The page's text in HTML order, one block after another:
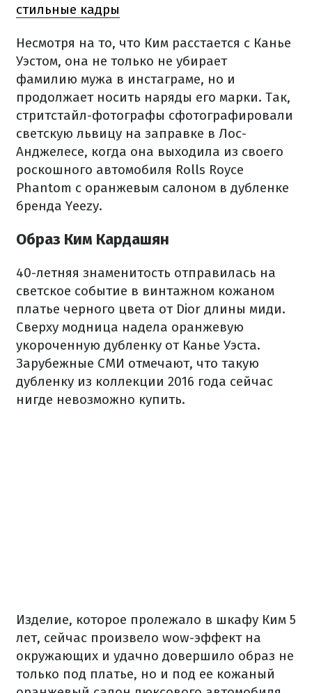
стильные кадры
Несмотря на то, что Ким расстается с Канье
Уэстом, она не только не убирает
фамилию мужа в инстаграме, но и
продолжает носить наряды его марки. Так,
стритстайл-фотографы сфотографировали
светскую львицу на заправке в Лос-
Анджелесе, когда она выходила из своего
роскошного автомобиля Rolls Royce
Phantom с оранжевым салоном в дубленке
бренда Yeezy.
Образ Ким Кардашян
40-летняя знаменитость отправилась на
светское событие в винтажном кожаном
платье черного цвета от Dior длины миди.
Сверху модница надела оранжевую
укороченную дубленку от Канье Уэста.
Зарубежные СМИ отмечают, что такую
дубленку из коллекции 2016 года сейчас
нигде невозможно купить.
Изделие, которое пролежало в шкафу Ким 5
лет, сейчас произвело wow-эффект на
окружающих и удачно довершило образ не
только под платье, но и под ее кожаный